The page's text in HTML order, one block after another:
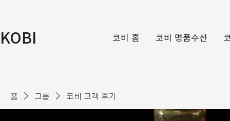
KOBI 코비 홈 코비 명품수선
홈 그룹 코비 고객 후기